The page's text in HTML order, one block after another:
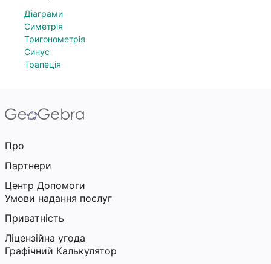
Діаграми
Симетрія
Тригонометрія
Синус
Трапеція
Про
Партнери
Центр Допомоги
Умови надання послуг
Приватність
Ліцензійна угода
Графічний Калькулятор